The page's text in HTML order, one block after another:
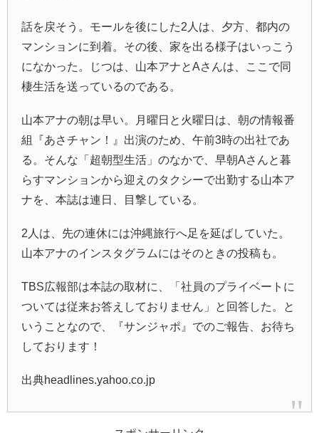
話を戻そう。モールを後にした2人は、夕方、都内の
マンションに到着。その後、家を出る様子はいっこう
になかった。じつは、山本アナとAさんは、ここで同
棲生活を送っているのである。
山本アナの朝は早い。月曜日と火曜日は、朝の情報番
組『あさチャン！
』出演のため、午前3時の出社であ
る。そんな「超朝型生活」のなかで、早朝Aさんと暮
らすマンションから迎えのタクシーで出勤する山本ア
ナを、本誌は連日、目撃している。
2人は、先の連休には沖縄旅行へ足を延ばしていた。
山本アナのインスタグラムにはそのときの投稿も。
TBS広報部は本誌の取材に、「社員のプライベートに
ついては従来お答えしておりません」と回答した。と
いうことなので、『サンジャポ 』でのご報告、お待ち
しております！
出典headlines.yahoo.co.jp